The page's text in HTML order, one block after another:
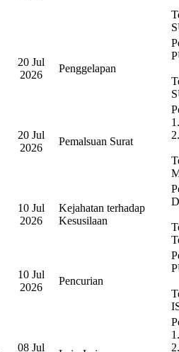
20 Jul
2026
Penggelapan
20 Jul
2026
Pemalsuan Surat
10 Jul
2026
Kejahatan terhadap
Kesusilaan
10 Jul
2026
Pencurian
08 Jul